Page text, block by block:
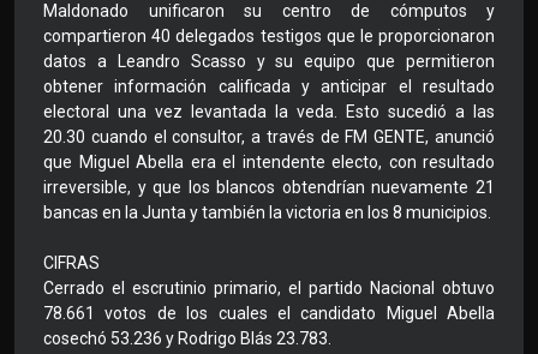
Maldonado unificaron su centro de cómputos y
compartieron 40 delegados testigos que le proporcionaron
datos a Leandro Scasso y su equipo que permitieron
obtener información calificada y anticipar el resultado
electoral una vez levantada la veda. Esto sucedió a las
20.30 cuando el consultor, a través de FM GENTE, anunció
que Miguel Abella era el intendente electo, con resultado
irreversible, y que los blancos obtendrían nuevamente 21
bancas en la Junta y también la victoria en los 8 municipios.
CIFRAS
Cerrado el escrutinio primario, el partido Nacional obtuvo
78.661 votos de los cuales el candidato Miguel Abella
cosechó 53.236 y Rodrigo Blás 23.783.